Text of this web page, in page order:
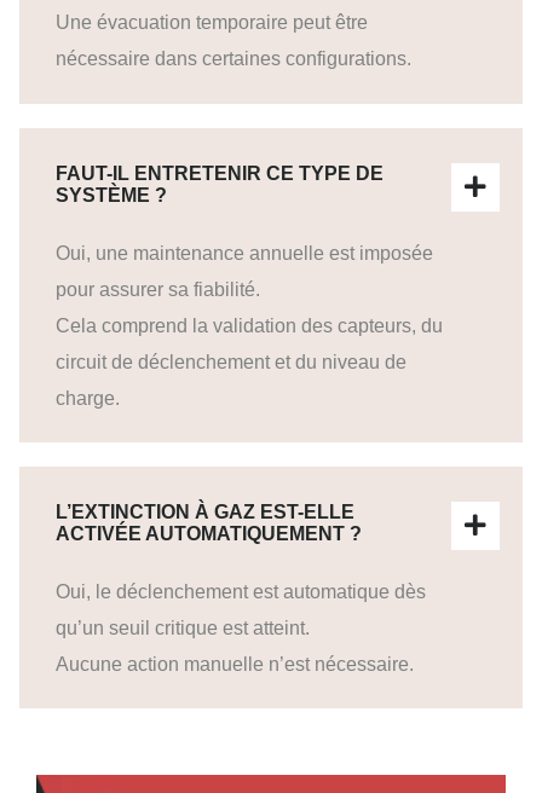
Une évacuation temporaire peut être
nécessaire dans certaines configurations.
FAUT-IL ENTRETENIR CE TYPE DE
SYSTÈME ?
Oui, une maintenance annuelle est imposée
pour assurer sa fiabilité.
Cela comprend la validation des capteurs, du
circuit de déclenchement et du niveau de
charge.
L’EXTINCTION À GAZ EST-ELLE
ACTIVÉE AUTOMATIQUEMENT ?
Oui, le déclenchement est automatique dès
qu’un seuil critique est atteint.
Aucune action manuelle n’est nécessaire.